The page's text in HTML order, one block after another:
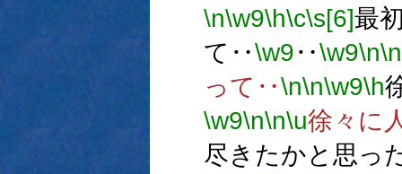
\n\w9\h\c\s[6]最
て‥\w9‥\w9\n\n
って‥\n\n\w9\h
\w9\n\n\u徐々に
尽きたかと思っ